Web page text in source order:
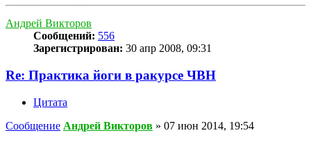
Андрей Викторов
Сообщений: 556
Зарегистрирован: 30 апр 2008, 09:31
Re: Практика йоги в ракурсе ЧВН
Цитата
Сообщение Андрей Викторов » 07 июн 2014, 19:54